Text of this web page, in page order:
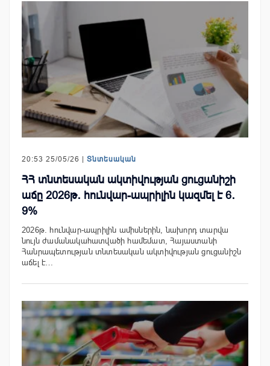
20:53 25/05/26 | Տնտեսական
ՀՀ տնտեսական ակտիվության ցուցանիշի
աճը 2026թ․ հունվար-ապրիլին կազմել է 6․
9%
2026թ. հունվար-ապրիլին ամիսներին, նախորդ տարվա
նույն ժամանակահատվածի համեմատ, Հայաստանի
Հանրապետության տնտեսական ակտիվության ցուցանիշն
աճել է…